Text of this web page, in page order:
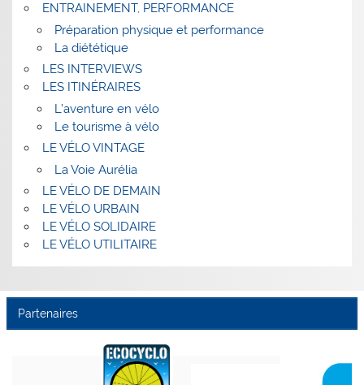
ENTRAINEMENT, PERFORMANCE
Préparation physique et performance
La diététique
LES INTERVIEWS
LES ITINÉRAIRES
L’aventure en vélo
Le tourisme à vélo
LE VÉLO VINTAGE
La Voie Aurélia
LE VÉLO DE DEMAIN
LE VÉLO URBAIN
LE VÉLO SOLIDAIRE
LE VÉLO UTILITAIRE
Partenaires